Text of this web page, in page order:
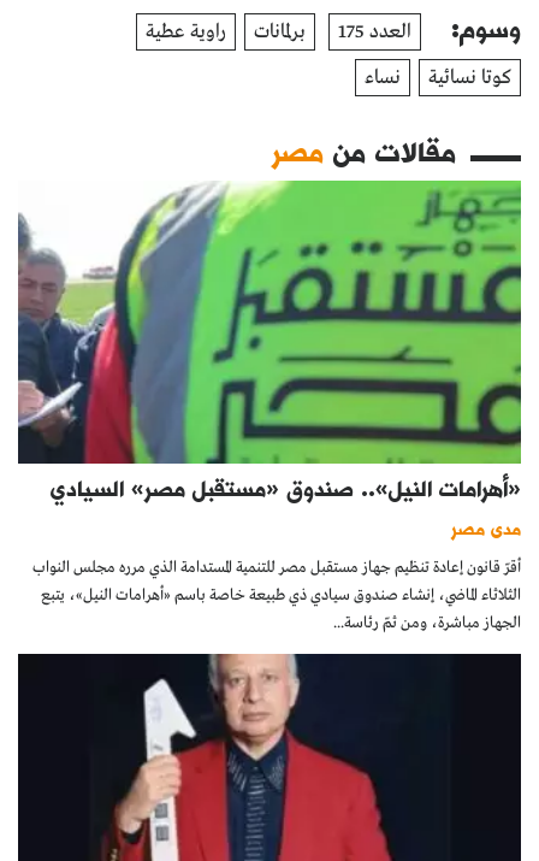
وسوم: العدد 175 برلمانات
راوية عطية
كوتا نسائية
نساء
مقالات منمصر
«أهرامات النيل».. صندوق «مستقبل مصر» السيادي
مدى مصر
أقرّ قانون إعادة تنظيم جهاز مستقبل مصر للتنمية المستدامة الذي مرره مجلس النواب
الثلاثاء الماضي، إنشاء صندوق سيادي ذي طبيعة خاصة باسم «أهرامات النيل»، يتبع
الجهاز مباشرة، ومن ثمّ رئاسة...